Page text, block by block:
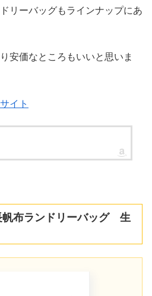
リーバッグもラインナップにあ
安価なところもいいと思いま
イト
布ランドリーバッグ 生